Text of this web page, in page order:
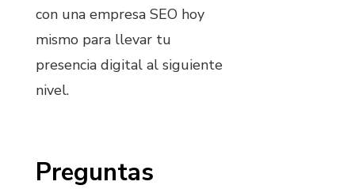
con una empresa SEO hoy
mismo para llevar tu
presencia digital al siguiente
nivel.
Preguntas